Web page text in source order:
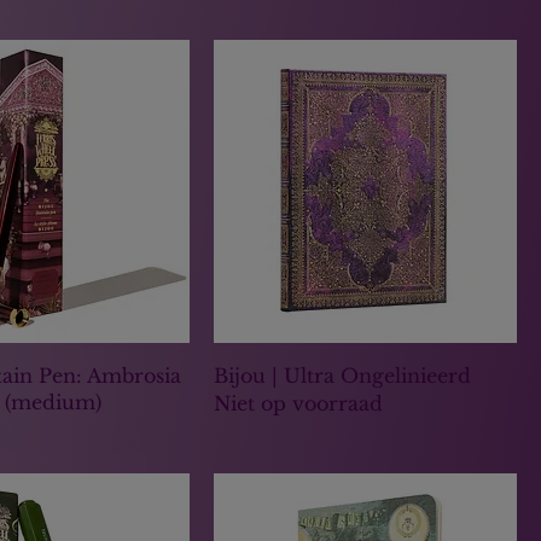
Pen: Ambrosia
Bijou | Ultra Ongelinieerd
Niet op voorraad